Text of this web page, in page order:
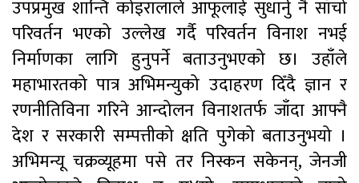
उपप्रमुख शान्ति कोइरालाले आफूलाई सुधार्नु नै साँचो
परिवर्तन भएको उल्लेख गर्दै परिवर्तन विनाश नभई
निर्माणका लागि हुनुपर्ने बताउनुभएको छ। उहाँले
महाभारतको पात्र अभिमन्युको उदाहरण दिँदै ज्ञान र
रणनीतिविना गरिने आन्दोलन विनाशतर्फ जाँदा आफ्नै
देश र सरकारी सम्पत्तीको क्षति पुगेको बताउनुभयो ।
अभिमन्यू चक्रव्यूहमा पसे तर निस्कन सकेनन्, जेनजी